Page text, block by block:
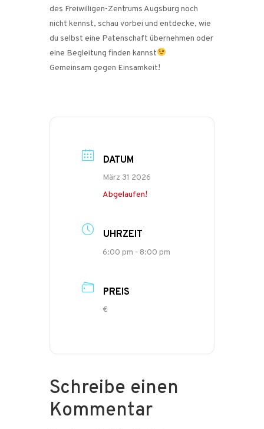
des Freiwilligen-Zentrums Augsburg noch
nicht kennst, schau vorbei und entdecke, wie
du selbst eine Patenschaft übernehmen oder
eine Begleitung finden kannst
Gemeinsam gegen Einsamkeit!
DATUM
März 31 2026
Abgelaufen!
UHRZEIT
6:00 pm - 8:00 pm
PREIS
€
Schreibe einen
Kommentar